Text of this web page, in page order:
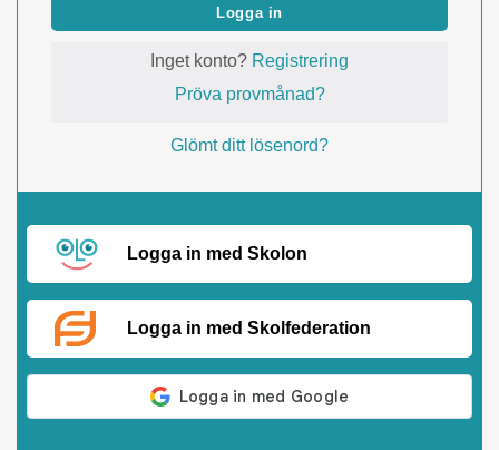
Logga in
Inget konto? Registrering
Pröva provmånad?
Glömt ditt lösenord?
Logga in med Skolon
Logga in med Skolfederation